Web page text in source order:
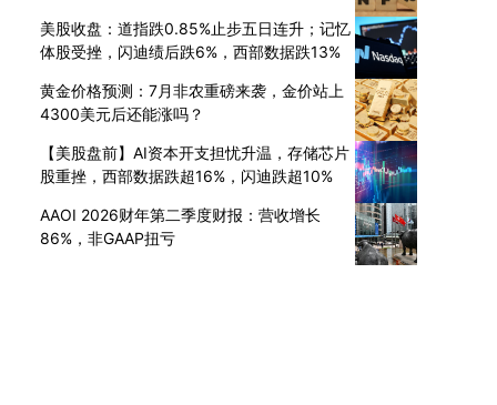
美股收盘：道指跌0.85%止步五日连升；记忆
体股受挫，闪迪绩后跌6%，西部数据跌13%
黄金价格预测：7月非农重磅来袭，金价站上
4300美元后还能涨吗？
【美股盘前】AI资本开支担忧升温，存储芯片
股重挫，西部数据跌超16%，闪迪跌超10%
AAOI 2026财年第二季度财报：营收增长
86%，非GAAP扭亏